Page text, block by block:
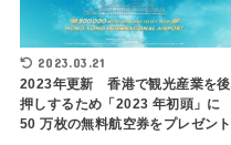
2023.03.21
2023年更新 香港で観光産業を後
押しするため「2023 年初頭」に
50 万枚の無料航空券をプレゼント